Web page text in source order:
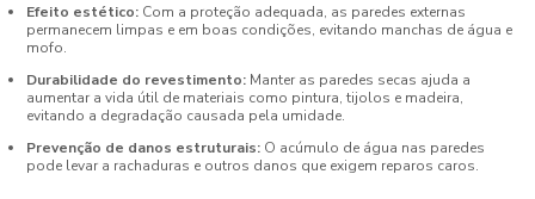
Efeito estético: Com a proteção adequada, as paredes externas
permanecem limpas e em boas condições, evitando manchas de água e
mofo.
Durabilidade do revestimento: Manter as paredes secas ajuda a
aumentar a vida útil de materiais como pintura, tijolos e madeira,
evitando a degradação causada pela umidade.
Prevenção de danos estruturais: O acúmulo de água nas paredes
pode levar a rachaduras e outros danos que exigem reparos caros.